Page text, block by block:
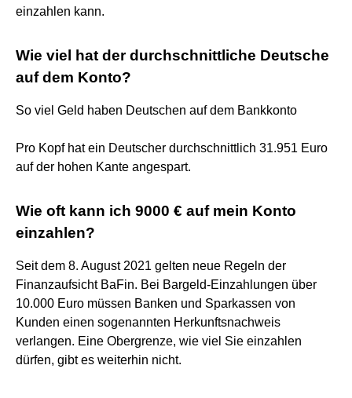
einzahlen kann.
Wie viel hat der durchschnittliche Deutsche
auf dem Konto?
So viel Geld haben Deutschen auf dem Bankkonto
Pro Kopf hat ein Deutscher durchschnittlich 31.951 Euro
auf der hohen Kante angespart.
Wie oft kann ich 9000 € auf mein Konto
einzahlen?
Seit dem 8. August 2021 gelten neue Regeln der
Finanzaufsicht BaFin. Bei Bargeld-Einzahlungen über
10.000 Euro müssen Banken und Sparkassen von
Kunden einen sogenannten Herkunftsnachweis
verlangen. Eine Obergrenze, wie viel Sie einzahlen
dürfen, gibt es weiterhin nicht.